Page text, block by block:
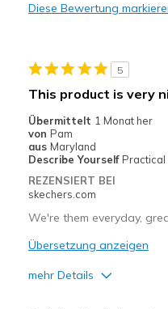
Geeignete Verwendung
Travel
Width
Sizing
View On Shoes
Shoes
Diese Bewertung
5
This product is very
Übermittelt 1 Monat her
von Pam
aus Maryland
Describe Yourself Practical
REZENSIERT BEI
skechers.com
We're them everyday,
Übersetzung anzeigen
mehr Details